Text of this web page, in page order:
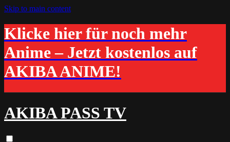
Skip to main content
Klicke hier für noch mehr
Anime – Jetzt kostenlos auf
AKIBA ANIME!
AKIBA PASS TV